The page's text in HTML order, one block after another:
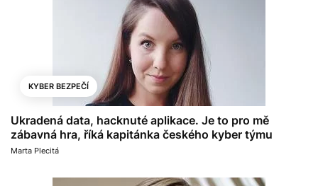
KYBER BEZPEČÍ
Ukradená data, hacknuté aplikace. Je to pro mě
zábavná hra, říká kapitánka českého kyber týmu
Marta Plecitá